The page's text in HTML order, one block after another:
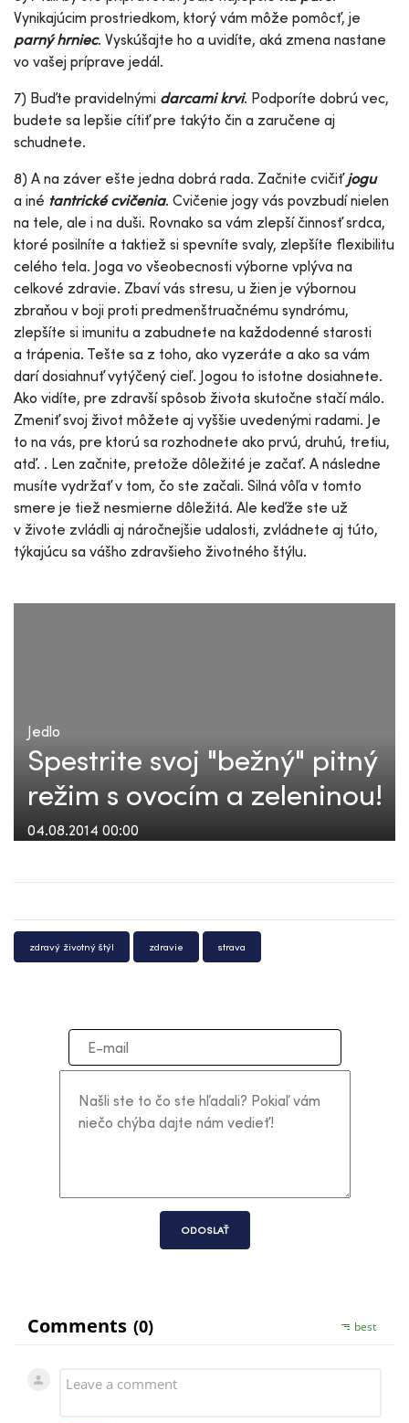
Vynikajúcim prostriedkom, ktorý vám môže pomôcť, je
parný hrniec. Vyskúšajte ho a uvidíte, aká zmena nastane
vo vašej príprave jedál.
7) Buďte pravidelnými darcami krvi. Podporíte dobrú vec,
budete sa lepšie cítiť pre takýto čin a zaručene aj
schudnete.
8) A na záver ešte jedna dobrá rada. Začnite cvičiťjogu
a iné tantrické cvičenia. Cvičenie jogy vás povzbudí nielen
na tele, ale i na duši. Rovnako sa vám zlepší činnosť srdca,
ktoré posilníte a taktiež si spevníte svaly, zlepšíte flexibilitu
celého tela. Joga vo všeobecnosti výborne vplýva na
celkové zdravie. Zbaví vás stresu, u žien je výbornou
zbraňou v boji proti predmenštruačnému syndrómu,
zlepšíte si imunitu a zabudnete na každodenné starosti
a trápenia. Tešte sa z toho, ako vyzeráte a ako sa vám
darí dosiahnuť vytýčený cieľ. Jogou to istotne dosiahnete.
Ako vidíte, pre zdravší spôsob života skutočne stačí málo.
Zmeniť svoj život môžete aj vyššie uvedenými radami. Je
to na vás, pre ktorú sa rozhodnete ako prvú, druhú, tretiu,
atď. . Len začnite, pretože dôležité je začať. A následne
musíte vydržať v tom, čo ste začali. Silná vôľa v tomto
smere je tiež nesmierne dôležitá. Ale keďže ste už
v živote zvládli aj náročnejšie udalosti, zvládnete aj túto,
týkajúcu sa vášho zdravšieho životného štýlu.
Jedlo
Spestrite svoj "bežný" pitný
režim s ovocím a zeleninou!
04.08.2014 00:00
zdravý životný štýl zdravie strava
ODOSLAŤ